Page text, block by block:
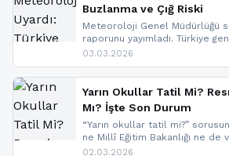
Buzlanma ve Çığ Riski
Meteoroloji Genel Müdürlüğü
raporunu yayımladı. Türkiye
ve don beklenirken Doğu
yapıldı. İşte son dakika
03.03.2026
Yarın Okullar Tatil Mi?
Mı? İşte Son Durum
“Yarın okullar tatil mi?”
ne Millî Eğitim Bakanlığı ne de
yapılmış resmi bir tatil
02.03.2026